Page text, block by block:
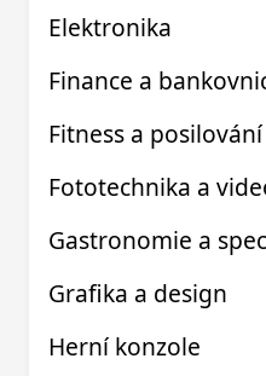
Elektronika
Finance a
Fitness a posilování
Fototechnika a
Gastronomie a
Grafika a design
Herní konzole